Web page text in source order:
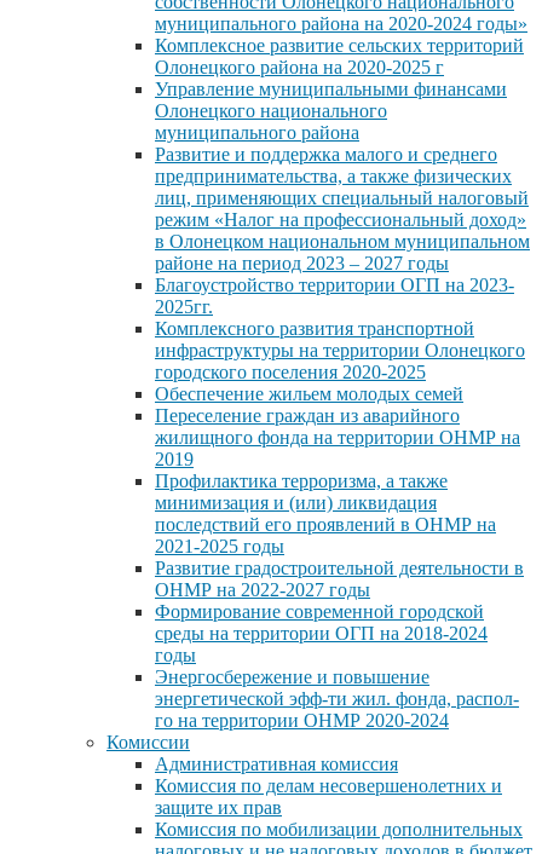
муниципального района на 2020-2024 годы»
Комплексное развитие сельских территорий
Олонецкого района на 2020-2025 г
Управление муниципальными финансами
Олонецкого национального
муниципального района
Развитие и поддержка малого и среднего
предпринимательства, а также физических
лиц, применяющих специальный налоговый
режим «Налог на профессиональный доход»
в Олонецком национальном муниципальном
районе на период 2023 – 2027 годы
Благоустройство территории ОГП на 2023-
2025гг.
Комплексного развития транспортной
инфраструктуры на территории Олонецкого
городского поселения 2020-2025
Обеспечение жильем молодых семей
Переселение граждан из аварийного
жилищного фонда на территории ОНМР на
2019
Профилактика терроризма, а также
минимизация и (или) ликвидация
последствий его проявлений в ОНМР на
2021-2025 годы
Развитие градостроительной деятельности в
ОНМР на 2022-2027 годы
Формирование современной городской
среды на территории ОГП на 2018-2024
годы
Энергосбережение и повышение
энергетической эфф-ти жил. фонда, распол-
го на территории ОНМР 2020-2024
Комиссии
Административная комиссия
Комиссия по делам несовершенолетних и
защите их прав
Комиссия по мобилизации дополнительных